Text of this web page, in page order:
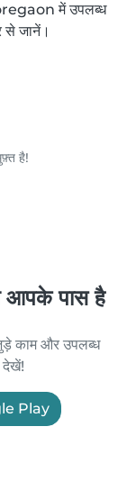
में उपलब्ध
से जानें।
है!
आपके पास है
काम और उपलब्ध
देखें!
Play